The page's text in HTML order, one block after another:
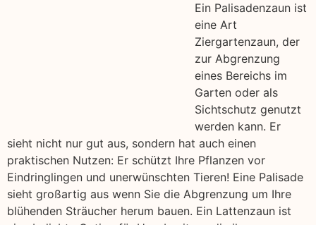
Ein Palisadenzaun ist
eine Art
Ziergartenzaun, der
zur Abgrenzung
eines Bereichs im
Garten oder als
Sichtschutz genutzt
werden kann. Er
sieht nicht nur gut aus, sondern hat auch einen
praktischen Nutzen: Er schützt Ihre Pflanzen vor
Eindringlingen und unerwünschten Tieren! Eine Palisade
sieht großartig aus wenn Sie die Abgrenzung um Ihre
blühenden Sträucher herum bauen. Ein Lattenzaun ist